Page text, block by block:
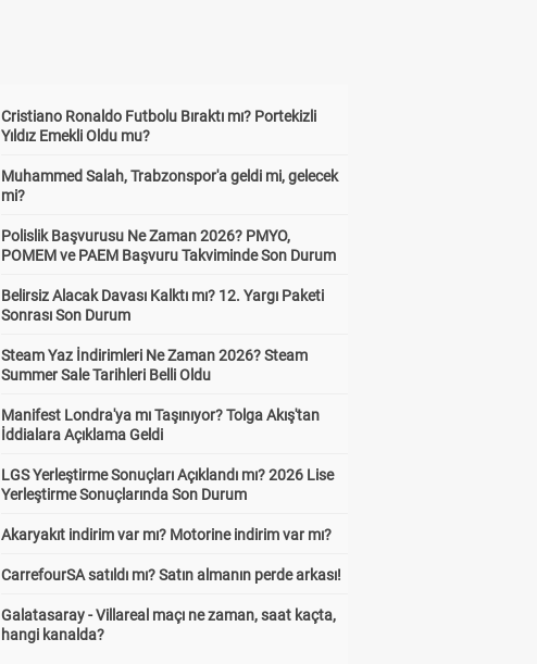
Cristiano Ronaldo Futbolu Bıraktı mı? Portekizli
Yıldız Emekli Oldu mu?
Muhammed Salah, Trabzonspor'a geldi mi, gelecek
mi?
Polislik Başvurusu Ne Zaman 2026? PMYO,
POMEM ve PAEM Başvuru Takviminde Son Durum
Belirsiz Alacak Davası Kalktı mı? 12. Yargı Paketi
Sonrası Son Durum
Steam Yaz İndirimleri Ne Zaman 2026? Steam
Summer Sale Tarihleri Belli Oldu
Manifest Londra'ya mı Taşınıyor? Tolga Akış'tan
İddialara Açıklama Geldi
LGS Yerleştirme Sonuçları Açıklandı mı? 2026 Lise
Yerleştirme Sonuçlarında Son Durum
Akaryakıt indirim var mı? Motorine indirim var mı?
CarrefourSA satıldı mı? Satın almanın perde arkası!
Galatasaray - Villareal maçı ne zaman, saat kaçta,
hangi kanalda?